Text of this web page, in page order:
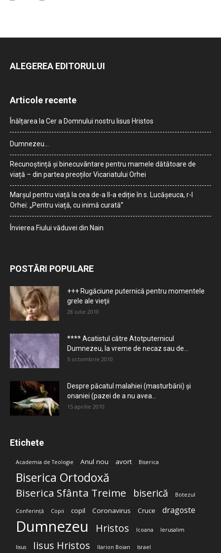
ALEGEREA EDITORULUI
Articole recente
Înălțarea la Cer a Domnului nostru Iisus Hristos
Dumnezeu…
Recunoștință și binecuvântare pentru mamele dătătoare de
viață – din partea preoților Vicariatului Orhei
Marșul pentru viață la cea de-a II-a ediție în s. Lucășeuca, r-l
Orhei: „Pentru viață, cu inimă curată”
Învierea Fiului văduvei din Nain
POSTĂRI POPULARE
+++ Rugăciune puternică pentru momentele
grele ale vieţii
28 iulie 2010
**** Acatistul către Atotputernicul
Dumnezeu, la vreme de necaz sau de...
5 octombrie 2010
Despre păcatul malahiei (masturbării) şi
onaniei (pazei de a nu avea...
15 aprilie 2010
Etichete
Academia de Teologie Anul nou avort Biserica
Biserica Ortodoxă
Biserica Sfânta Treime biserică Botezul
Conferință Copii copil Coronavirus Cruce dragoste
Dumnezeu Hristos Icoana Ierusalim
Iisus Iisus Hristos Ilarion Boian Israel